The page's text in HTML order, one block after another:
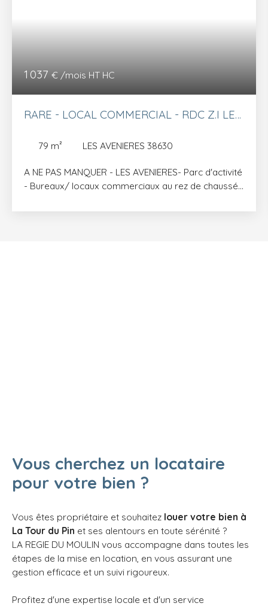
1 037 € /mois HT HC
RARE - LOCAL COMMERCIAL - RDC Z.I LES
79 m² LES AVENIERES 38630
A NE PAS MANQUER - LES AVENIERES- Parc d'activité
- Bureaux/ locaux commerciaux au rez de chaussée
Vous disposerez d'une double entrée, avec une
Vous cherchez un locataire
pour votre bien ?
Vous êtes propriétaire et souhaitez louer votre bien à
La Tour du Pin et ses alentours en toute sérénité ?
LA REGIE DU MOULIN vous accompagne dans toutes les
étapes de la mise en location, en vous assurant une
gestion efficace et un suivi rigoureux.
Profitez d'une expertise locale et d'un service